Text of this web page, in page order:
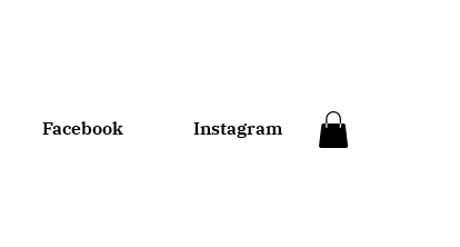
Facebook Instagram